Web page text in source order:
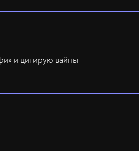
и цитирую вайны